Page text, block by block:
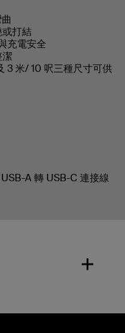
打結
充電安全
3 米/ 10 呎三種尺寸可供
A 轉 USB-C 連接線